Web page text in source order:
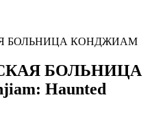
БОЛЬНИЦА КОНДЖИАМ
БОЛЬНИЦА
Haunted